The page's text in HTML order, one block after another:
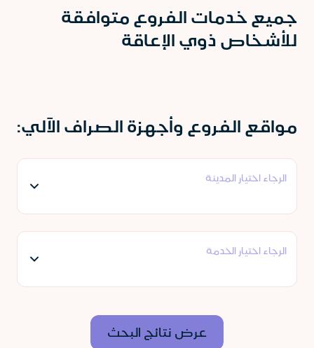
جميع خدمات الفروع متوافقة
للأشخاص ذوي الإعاقة
مواقع الفروع وأجهزة الصراف الآلي:
الرجاء اختيار المدينة
الرجاء اختيار الخدمة